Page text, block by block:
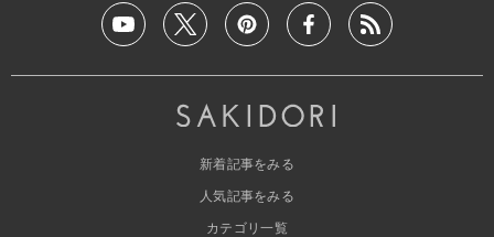
新着記事をみる
人気記事をみる
カテゴリ一覧